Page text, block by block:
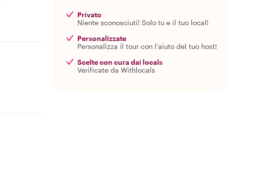
Privato
Niente sconosciuti! Solo tu e il tuo local!
Personalizzate
Personalizza il tour con l'aiuto del tuo host!
Scelte con cura dai locals
Verificate da Withlocals